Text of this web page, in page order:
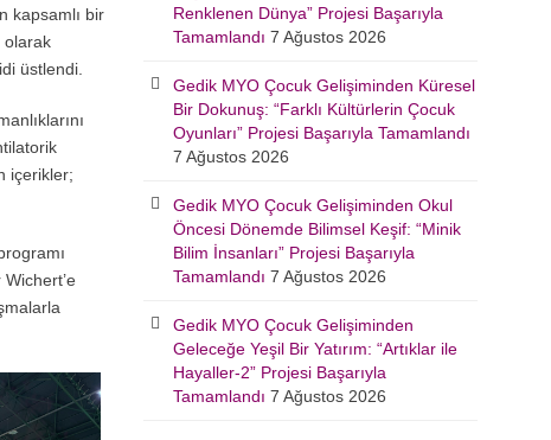
kapsamlı bir
olarak
üstlendi.
içerikler;
Renklenen Dünya” Projesi Başarıyla
Tamamlandı 7 Ağustos 2026
Gedik MYO Çocuk Gelişiminden Küresel
Bir Dokunuş: “Farklı Kültürlerin Çocuk
Oyunları” Projesi Başarıyla Tamamlandı
7 Ağustos 2026
Gedik MYO Çocuk Gelişiminden Okul
Öncesi Dönemde Bilimsel Keşif: “Minik
Bilim İnsanları” Projesi Başarıyla
Tamamlandı 7 Ağustos 2026
Gedik MYO Çocuk Gelişiminden
Geleceğe Yeşil Bir Yatırım: “Artıklar ile
Hayaller-2” Projesi Başarıyla
Tamamlandı 7 Ağustos 2026